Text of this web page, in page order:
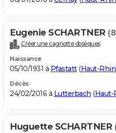
Eugenie SCHARTNER
Créer une cagnotte obsèques
Naissance
05/10/1931 à Pfastatt(Haut-Rhin
Décès
24/02/2016 à Lutterbach (Haut-
Huguette SCHARTNER